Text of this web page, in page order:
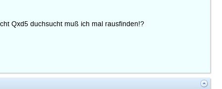
Qxd5 duchsucht muß ich mal rausfinden!?